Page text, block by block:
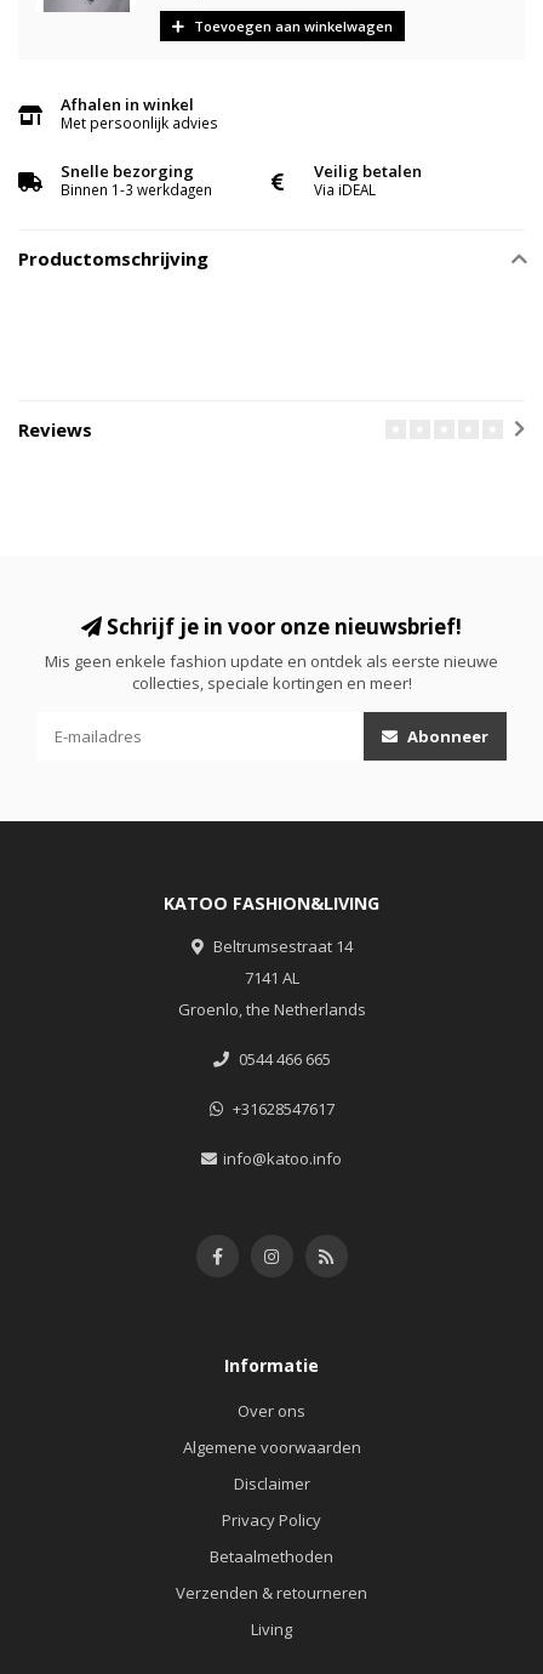
Toevoegen aan winkelwagen
Afhalen in winkel
Met persoonlijk advies
Snelle bezorging
Binnen 1-3 werkdagen
Veilig betalen
Via iDEAL
Productomschrijving
Reviews
Schrijf je in voor onze nieuwsbrief!
Mis geen enkele fashion update en ontdek als eerste nieuwe
collecties, speciale kortingen en meer!
Abonneer
KATOO FASHION&LIVING
Beltrumsestraat 14
7141 AL
Groenlo, the Netherlands
0544 466 665
+31628547617
info@katoo.info
Informatie
Over ons
Algemene voorwaarden
Disclaimer
Privacy Policy
Betaalmethoden
Verzenden & retourneren
Living